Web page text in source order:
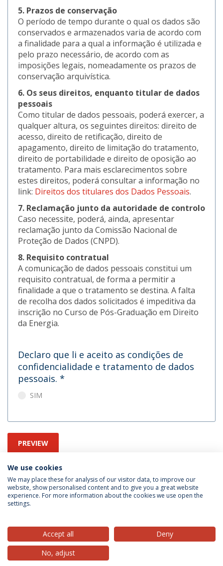
5. Prazos de conservação
O período de tempo durante o qual os dados são
conservados e armazenados varia de acordo com
a finalidade para a qual a informação é utilizada e
pelo prazo necessário, de acordo com as
imposições legais, nomeadamente os prazos de
conservação arquivística.
6. Os seus direitos, enquanto titular de dados
pessoais
Como titular de dados pessoais, poderá exercer, a
qualquer altura, os seguintes direitos: direito de
acesso, direito de retificação, direito de
apagamento, direito de limitação do tratamento,
direito de portabilidade e direito de oposição ao
tratamento. Para mais esclarecimentos sobre
estes direitos, poderá consultar a informação no
link: Direitos dos titulares dos Dados Pessoais.
7. Reclamação junto da autoridade de controlo
Caso necessite, poderá, ainda, apresentar
reclamação junto da Comissão Nacional de
Proteção de Dados (CNPD).
8. Requisito contratual
A comunicação de dados pessoais constitui um
requisito contratual, de forma a permitir a
finalidade a que o tratamento se destina. A falta
de recolha dos dados solicitados é impeditiva da
inscrição no Curso de Pós-Graduação em Direito
da Energia.
Declaro que li e aceito as condições de
confidencialidade e tratamento de dados
pessoais. *
SIM
PREVIEW
Privacy Policy
© 2026 Universidade Católica Portuguesa
We use cookies
We may place these for analysis of our visitor data, to improve our
website, show personalised content and to give you a great website
experience. For more information about the cookies we use open the
settings.
Accept all
Deny
No, adjust